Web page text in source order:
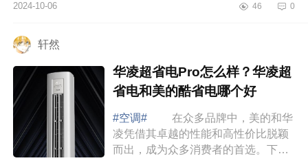
小编为大家介绍下海尔劲爽质量很差
2024-10-06 46 0
轩然
华凌超省电Pro怎么样？华凌超
省电和美的酷省电哪个好
#空调#
在众多品牌中，美的和华
凌凭借其卓越的性能和高性价比脱颖
而出，成为众多消费者的首选。下面